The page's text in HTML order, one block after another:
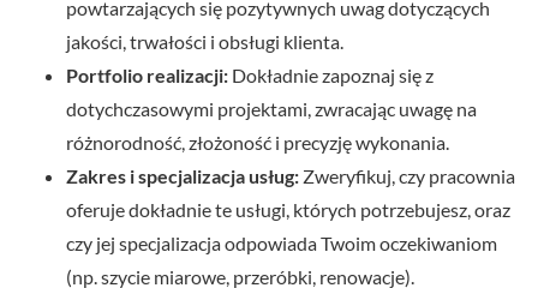
powtarzających się pozytywnych uwag dotyczących
jakości, trwałości i obsługi klienta.
Portfolio realizacji: Dokładnie zapoznaj się z
dotychczasowymi projektami, zwracając uwagę na
różnorodność, złożoność i precyzję wykonania.
Zakres i specjalizacja usług: Zweryfikuj, czy pracownia
oferuje dokładnie te usługi, których potrzebujesz, oraz
czy jej specjalizacja odpowiada Twoim oczekiwaniom
(np. szycie miarowe, przeróbki, renowacje).